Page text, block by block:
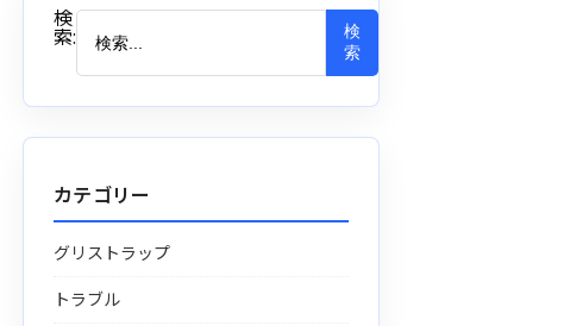
検
索:
検
索
カテゴリー
グリストラップ
トラブル